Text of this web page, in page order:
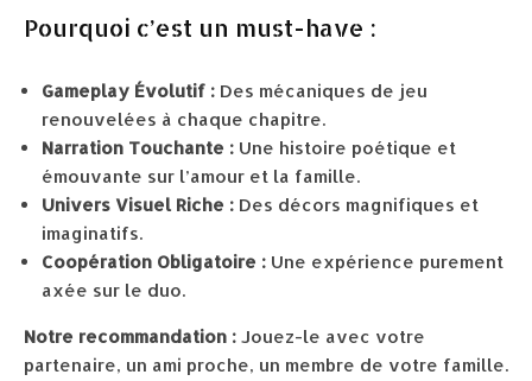
Pourquoi c’est un must-have :
Gameplay Évolutif : Des mécaniques de jeu
renouvelées à chaque chapitre.
Narration Touchante : Une histoire poétique et
émouvante sur l’amour et la famille.
Univers Visuel Riche : Des décors magnifiques et
imaginatifs.
Coopération Obligatoire : Une expérience purement
axée sur le duo.
Notre recommandation : Jouez-le avec votre
partenaire, un ami proche, un membre de votre famille.